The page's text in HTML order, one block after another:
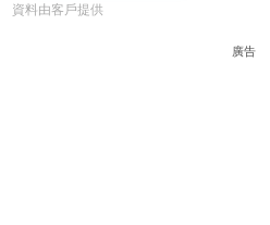
資料由客戶提供
廣告